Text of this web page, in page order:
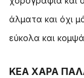
άλματα και όχι
εύκολα και
ΚΕΑ ΧΑΡΑ